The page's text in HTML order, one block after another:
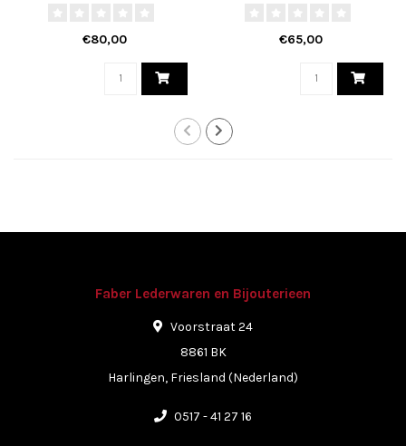
€80,00
€65,00
Faber Lederwaren en Bijouterieen
Voorstraat 24
8861 BK
Harlingen, Friesland (Nederland)
0517 - 41 27 16